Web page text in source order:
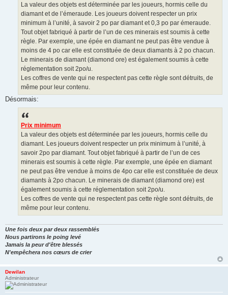
La valeur des objets est déterminée par les joueurs, hormis celle du
diamant et de l’émeraude. Les joueurs doivent respecter un prix
minimum à l’unité, à savoir 2 po par diamant et 0,3 po par émeraude.
Tout objet fabriqué à partir de l’un de ces minerais est soumis à cette
règle. Par exemple, une épée en diamant ne peut pas être vendue à
moins de 4 po car elle est constituée de deux diamants à 2 po chacun.
Le minerais de diamant (diamond ore) est également soumis à cette
réglementation soit 2po/u.
Les coffres de vente qui ne respectent pas cette règle sont détruits, de
même pour leur contenu.
Désormais:
Prix minimum
La valeur des objets est déterminée par les joueurs, hormis celle du
diamant. Les joueurs doivent respecter un prix minimum à l’unité, à
savoir 2po par diamant. Tout objet fabriqué à partir de l’un de ces
minerais est soumis à cette règle. Par exemple, une épée en diamant
ne peut pas être vendue à moins de 4po car elle est constituée de deux
diamants à 2po chacun. Le minerais de diamant (diamond ore) est
également soumis à cette réglementation soit 2po/u.
Les coffres de vente qui ne respectent pas cette règle sont détruits, de
même pour leur contenu.
Une fois deux par deux rassemblés
Nous partirons le poing levé
Jamais la peur d'être blessés
N'empêchera nos cœurs de crier
Dewilan
Administrateur